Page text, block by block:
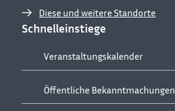
Diese und weitere Standorte
Schnelleinstiege
Veranstaltungskalender
Öffentliche Bekanntmachungen